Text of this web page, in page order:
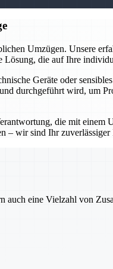
Umzügen. Unsere
Lösung, die auf Ihre
Geräte oder
durchgeführt wird, um
die mit einem
– wir sind Ihr
eine Vielzahl von